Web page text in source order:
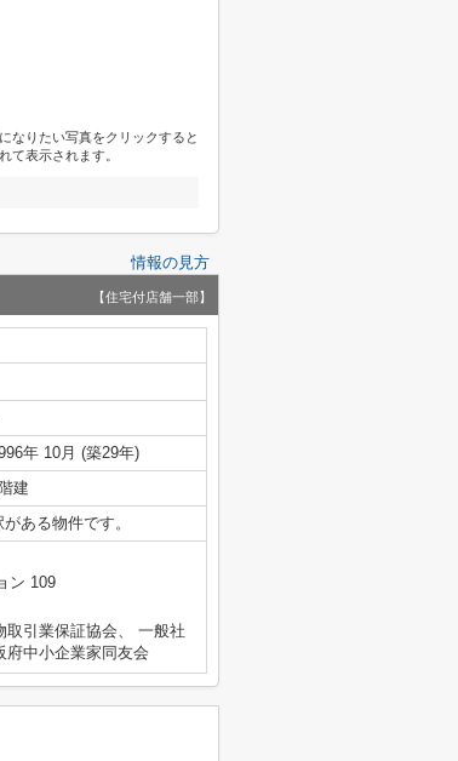
なりたい写真をクリックすると
て表示されます。
情報の見方
【住宅付店舗一部】
年 10月 (築29年)
建
ある物件です。
ン 109
引業保証協会、 一般社
府中小企業家同友会